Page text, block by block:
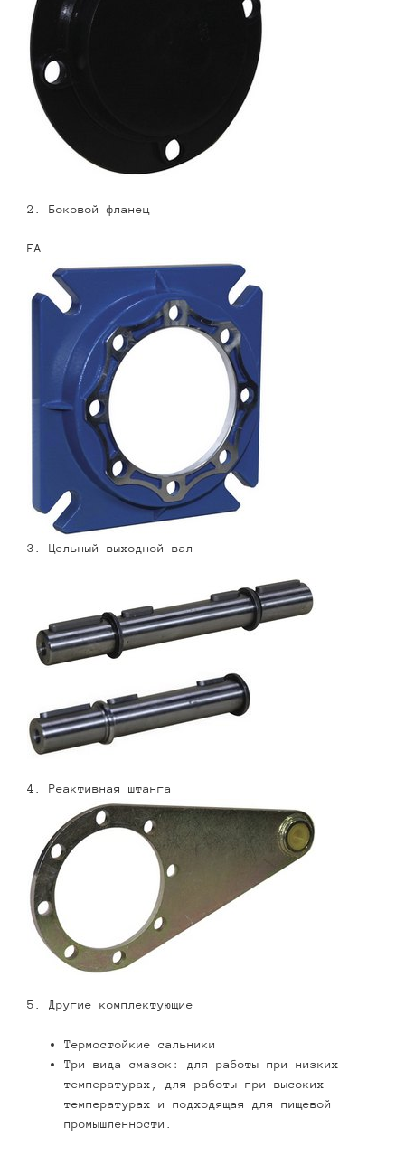
2. Боковой фланец
FA
3. Цельный выходной вал
4. Реактивная штанга
5. Другие комплектующие
Термостойкие сальники
Три вида смазок: для работы при низких
температурах, для работы при высоких
температурах и подходящая для пищевой
промышленности.